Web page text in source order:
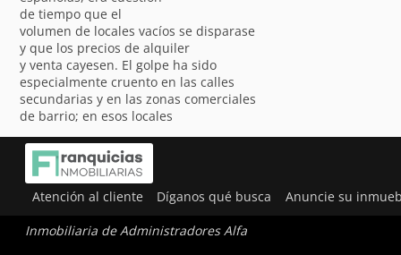
de tiempo que el
volumen de locales vacíos se disparase
y que los precios de alquiler
y venta cayesen. El golpe ha sido
especialmente cruento en las calles
secundarias y en las zonas comerciales
de barrio; en esos locales
Atención al cliente Díganos qué busca Anuncie su
Inmobiliaria de Administradores Alfa